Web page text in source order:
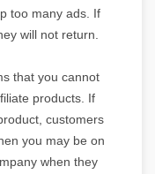
too many ads. If
will not return.
that you cannot
products. If
customers
you may be on
when they